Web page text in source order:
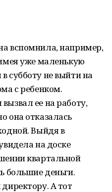
вспомнила, например,
уже маленькую
субботу не выйти на
с ребенком.
ее на работу,
она отказалась
Выйдя в
на доске
квартальной
большие деньги.
А тот